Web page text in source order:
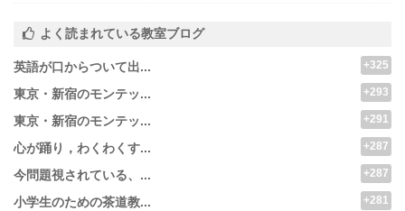
よく読まれている教室ブログ
英語が口からついて出... +325
東京・新宿のモンテッ... +293
東京・新宿のモンテッ... +291
心が踊り，わくわくす... +287
今問題視されている、... +287
小学生のための茶道教... +281